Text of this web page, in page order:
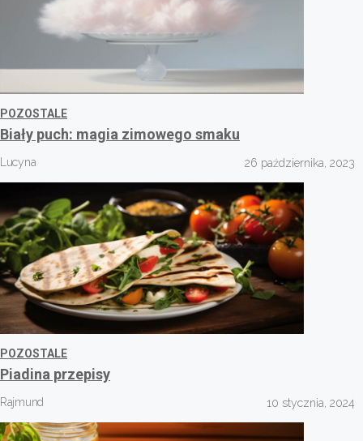
POZOSTALE
Biały puch: magia zimowego smaku
Lucyna 26 października, 2023
POZOSTALE
Piadina przepisy
Rajmund 10 stycznia, 2024